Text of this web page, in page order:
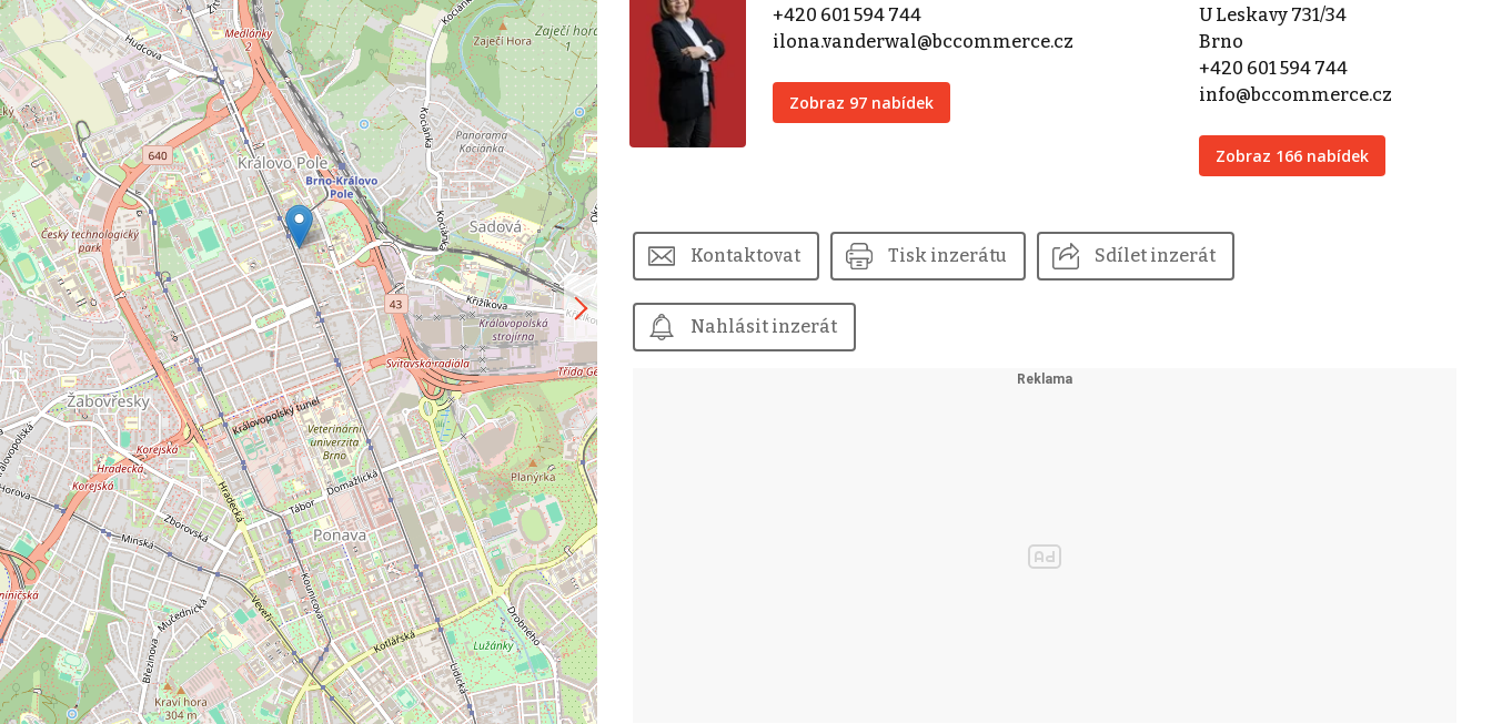
+420 601 594 744
ilona.vanderwal@bccommerce.cz
Zobraz 97 nabídek
U Leskavy 731/34
Brno
+420 601 594 744
info@bccommerce.cz
Zobraz 166 nabídek
Kontaktovat Tisk inzerátu Sdílet inzerát
Nahlásit inzerát